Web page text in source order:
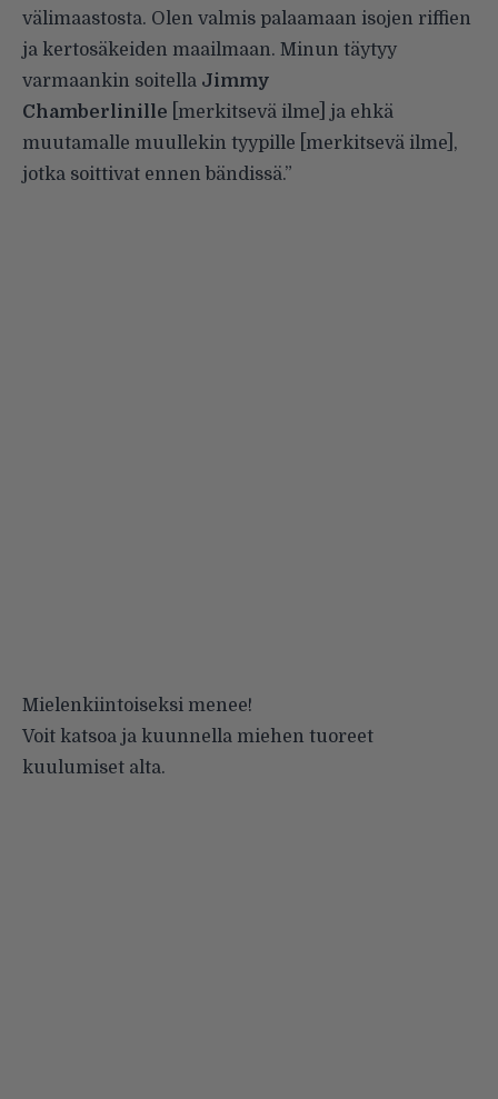
välimaastosta. Olen valmis palaamaan isojen riffien
ja kertosäkeiden maailmaan. Minun täytyy
varmaankin soitella Jimmy
Chamberlinille [merkitsevä ilme] ja ehkä
muutamalle muullekin tyypille [merkitsevä ilme],
jotka soittivat ennen bändissä.”
Mielenkiintoiseksi menee!
Voit katsoa ja kuunnella miehen tuoreet
kuulumiset alta.